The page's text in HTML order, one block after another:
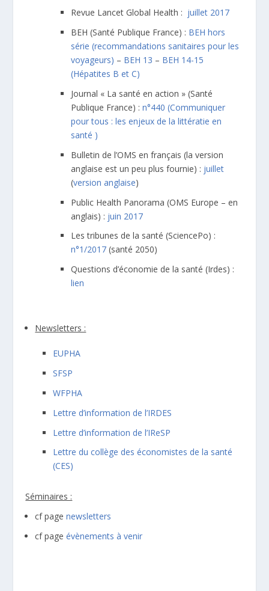
Revue Lancet Global Health : juillet 2017
BEH (Santé Publique France) : BEH hors
série (recommandations sanitaires pour les
voyageurs) – BEH 13 – BEH 14-15
(Hépatites B et C)
Journal « La santé en action » (Santé
Publique France) :n°440 (Communiquer
pour tous : les enjeux de la littératie en
santé )
Bulletin de l’OMS en français (la version
anglaise est un peu plus fournie) : juillet
(version anglaise)
Public Health Panorama (OMS Europe – en
anglais) : juin 2017
Les tribunes de la santé (SciencePo) :
n°1/2017 (santé 2050)
Questions d’économie de la santé (Irdes) :
lien
Newsletters :
EUPHA
SFSP
WFPHA
Lettre d’information de l’IRDES
Lettre d’information de l’IReSP
Lettre du collège des économistes de la santé
(CES)
Séminaires :
cf pagenewsletters
cf pageévènements à venir